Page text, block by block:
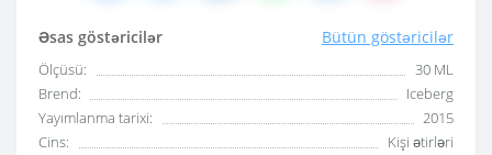
Əsas göstəricilər Bütün göstəricilər
Ölçüsü:
30 ML
Brend:
Iceberg
Yayımlanma tarixi:
2015
Cins:
Kişi ətirləri